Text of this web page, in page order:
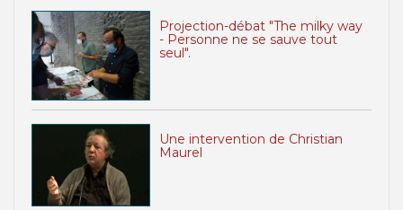
Projection-débat "The milky way
- Personne ne se sauve tout
seul".
Une intervention de Christian
Maurel